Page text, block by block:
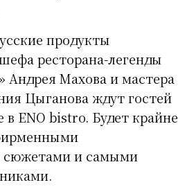
продукты
ресторана-легенды
Махова и мастера
Цыганова ждут гостей
ENO bistro. Будет крайне
сюжетами и самыми